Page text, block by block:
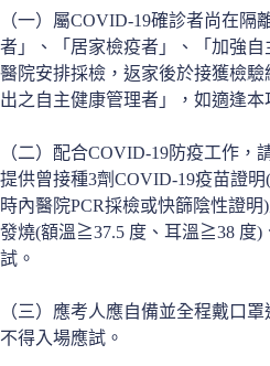
（一）屬COVID-19確診者尚在隔
者」、「居家檢疫者」、「加強
醫院安排採檢，返家後於接獲檢
出之自主健康管理者」，如適逢本
（二）配合COVID-19防疫工作，
提供曾接種3劑COVID-19疫苗證
時內醫院PCR採檢或快篩陰性證
發燒(額溫≧37.5 度、耳溫≧38 度)
試。
（三）應考人應自備並全程戴口
不得入場應試。